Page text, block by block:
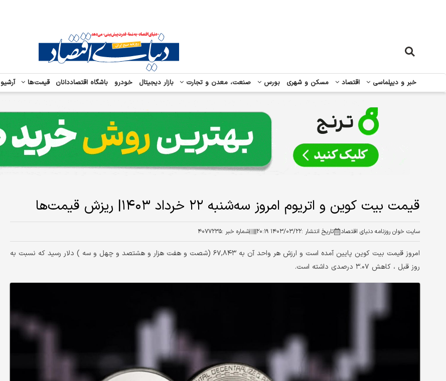
خبر و دیپلماسی اقتصاد مسکن و شهری بورس صنعت، معدن و تجارت بازار دیجیتال خودرو باشگاه اقتصاددانان قیمت‌ها آرشیو
قیمت بیت کوین و اتریوم امروز سه‌شنبه ۲۲ خرداد ۱۴۰۳| ریزش قیمت‌ها
سایت خوان روزنامه دنیای اقتصاد تاریخ انتشار :۱۴۰۳/۰۳/۲۲ ۲۰:۱۹ شماره خبر :۴۰۷۷۲۳۵
امروز قیمت بیت کوین پایین آمده است و ارزش هر واحد آن به ۶۷,۸۴۳ (شصت و هفت هزار و هشتصد و چهل و سه ) دلار رسید که نسبت به
روز قبل ، کاهش ۳.۰۷ درصدی داشته است.